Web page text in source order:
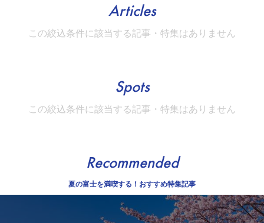
Articles
この絞込条件に該当する記事・特集はありません
Spots
この絞込条件に該当する記事・特集はありません
Recommended
夏の富士を満喫する！おすすめ特集記事